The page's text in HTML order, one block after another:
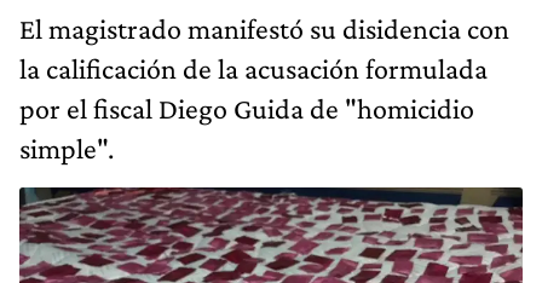
El magistrado manifestó su disidencia con
la calificación de la acusación formulada
por el fiscal Diego Guida de "homicidio
simple".